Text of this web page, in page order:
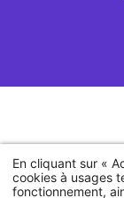
En cliquant sur «
cookies à usages
fonctionnement,